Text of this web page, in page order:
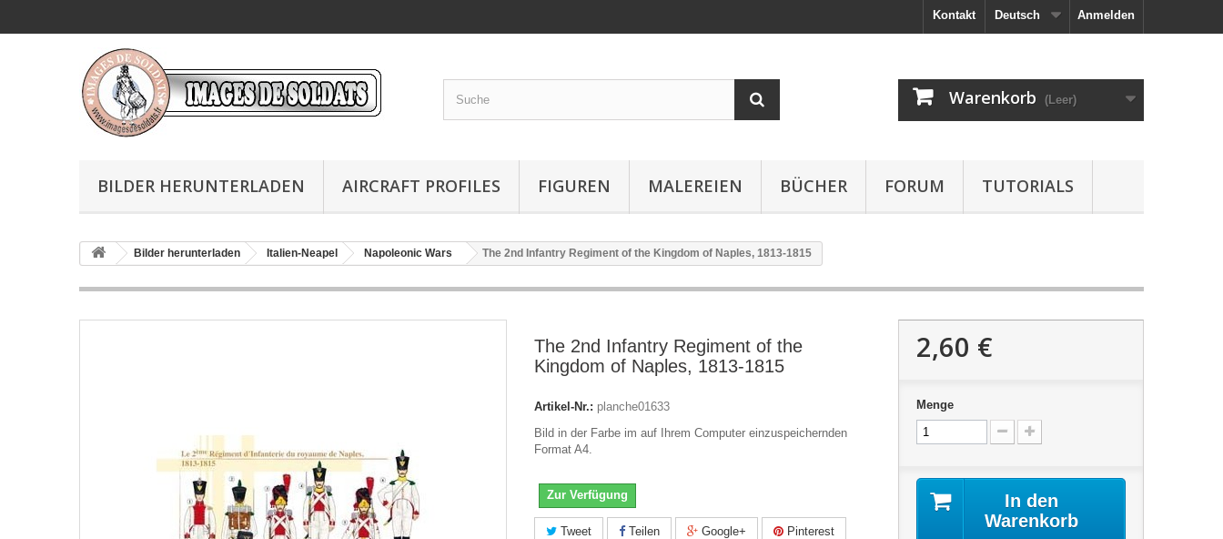
Anmelden
Deutsch
Kontakt
Warenkorb (Leer)
BILDER HERUNTERLADEN AIRCRAFT PROFILES FIGUREN MALEREIEN BÜCHER FORUM TUTORIALS
Bilder herunterladen Italien-Neapel Napoleonic Wars The 2nd Infantry Regiment of the Kingdom of Naples, 1813-1815
The 2nd Infantry Regiment of the
Kingdom of Naples, 1813-1815
Artikel-Nr.: planche01633
Bild in der Farbe im auf Ihrem Computer einzuspeichernden
Format A4.
Zur Verfügung
Tweet Teilen Google+ Pinterest
2,60 €
Menge
In den
Warenkorb